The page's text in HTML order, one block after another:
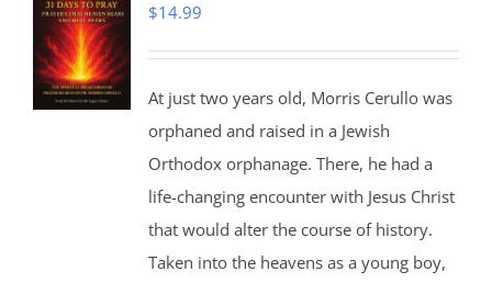
$14.99
At just two years old, Morris Cerullo was
orphaned and raised in a Jewish
Orthodox orphanage. There, he had a
life-changing encounter with Jesus Christ
that would alter the course of history.
Taken into the heavens as a young boy,